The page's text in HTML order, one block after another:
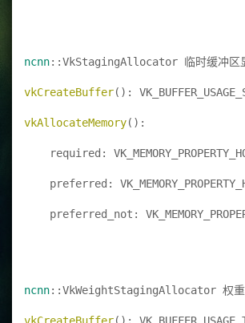
ncnn::VkStagingAllocator 临时缓冲区
vkCreateBuffer():
vkAllocateMemory():
required:
preferred:
preferred_not:
ncnn::VkWeightStagingAllocator 权重+